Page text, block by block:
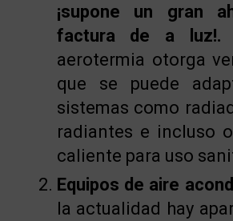
¡supone un gran
factura de a luz!.
aerotermia otorga
que se puede
sistemas como
radiantes e incluso
caliente para uso
Equipos de aire
la actualidad hay